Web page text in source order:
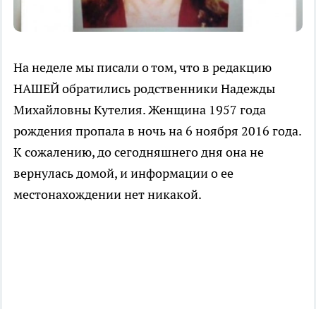
На неделе мы писали о том, что в редакцию
НАШЕЙ обратились родственники Надежды
Михайловны Кутелия. Женщина 1957 года
рождения пропала в ночь на 6 ноября 2016 года.
К сожалению, до сегодняшнего дня она не
вернулась домой, и информации о ее
местонахождении нет никакой.